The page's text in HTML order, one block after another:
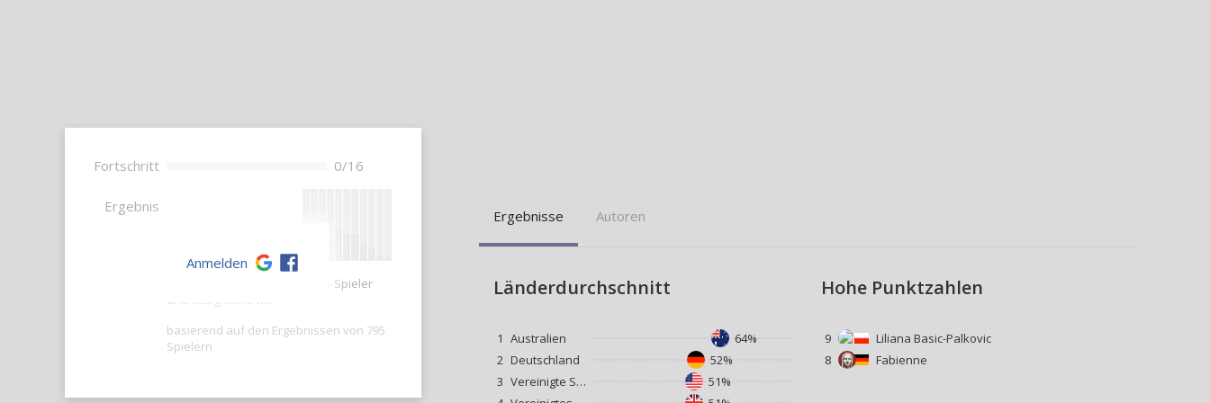
Fortschritt 0/16
Ergebnis
Ihre Punktzahl ist besser als -- Spieler
und das gleiche wie --.
basierend auf den Ergebnissen von 795
Spielern
Anmelden
Ergebnisse Autoren
Länderdurchschnitt
1 Australien
64%
2 Deutschland
52%
3
Vereinigte Staaten
51%
Hohe Punktzahlen
9
Liliana Basic-Palkovic
8
Fabienne